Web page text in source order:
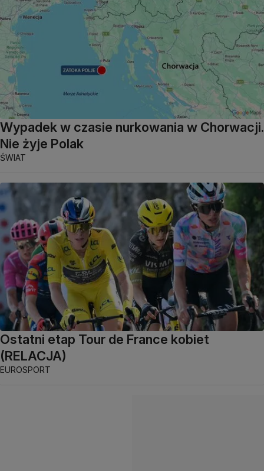
Wypadek w czasie nurkowania w Chorwacji.
Nie żyje Polak
ŚWIAT
Ostatni etap Tour de France kobiet
(RELACJA)
EUROSPORT